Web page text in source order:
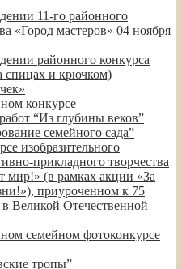
11-го районного
«Город мастеров» 04 ноября
районного конкурса
спицах и крючком)
конкурсе
“Из глубины веков”
семейного сада”
изобразительного
прикладного творчества
мир!» (в рамках акции «За
приуроченном к 75
Великой Отечественной
семейном фотоконкурсе
тропы”